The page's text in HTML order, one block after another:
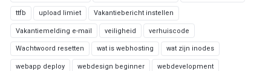
ttfb upload limiet Vakantiebericht instellen
Vakantiemelding e-mail veiligheid verhuiscode
Wachtwoord resetten wat is webhosting wat zijn inodes
webapp deploy webdesign beginner webdevelopment